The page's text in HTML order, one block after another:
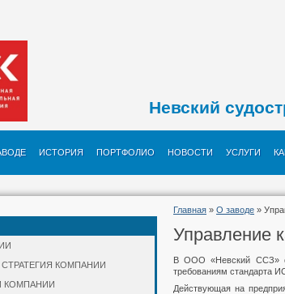
Невский
ИСТОРИЯ ПОРТФОЛИО НОВОСТИ УСЛУГИ
КОМПАНИИ
КОМПАНИИ
Главная » О заводе »
Управление
В ООО «Невский ССЗ» с
требованиям стандарта
Действующая на